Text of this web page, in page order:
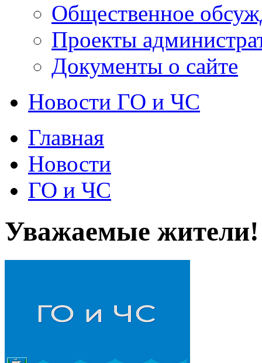
Общественное
Проекты
Документы о сайте
Новости ГО и ЧС
Главная
Новости
ГО и ЧС
Уважаемые жители!